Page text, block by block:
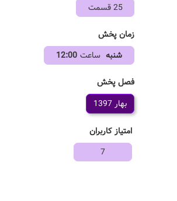
25 قسمت
زمان پخش
شنبه ساعت 12:00
فصل پخش
بهار 1397
امتیاز کاربران
7